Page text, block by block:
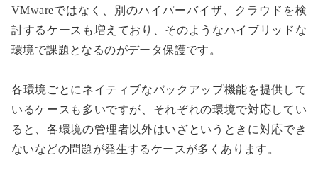
VMwareではなく、別のハイパーバイザ、クラウドを検
討するケースも増えており、そのようなハイブリッドな
環境で課題となるのがデータ保護です。
各環境ごとにネイティブなバックアップ機能を提供して
いるケースも多いですが、それぞれの環境で対応してい
ると、各環境の管理者以外はいざというときに対応でき
ないなどの問題が発生するケースが多くあります。